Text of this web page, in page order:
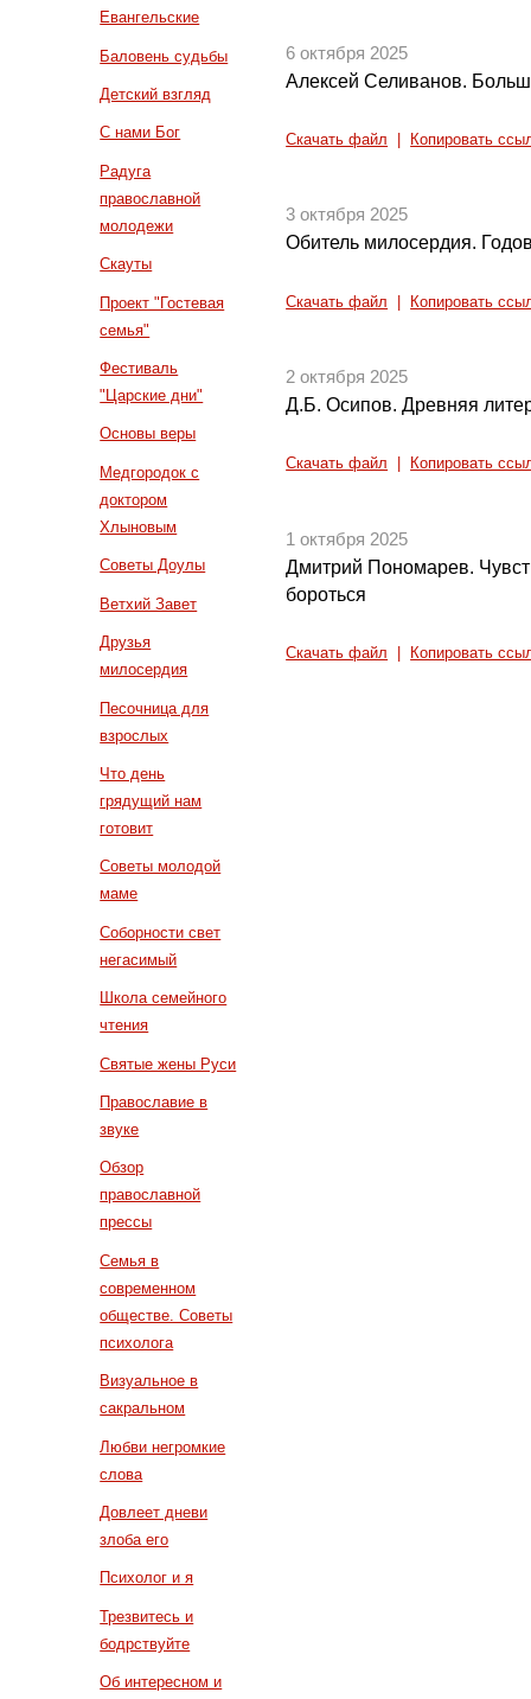
Евангельские
Баловень судьбы
Детский взгляд
С нами Бог
Радуга
православной
молодежи
Скауты
Проект "Гостевая
семья"
Фестиваль
"Царские дни"
Основы веры
Медгородок с
доктором
Хлыновым
Советы Доулы
Ветхий Завет
Друзья
милосердия
Песочница для
взрослых
Что день
грядущий нам
готовит
Советы молодой
маме
Соборности свет
негасимый
Школа семейного
чтения
Святые жены Руси
Православие в
звуке
Обзор
православной
прессы
Семья в
современном
обществе. Советы
психолога
Визуальное в
сакральном
Любви негромкие
слова
Довлеет дневи
злоба его
Психолог и я
Трезвитесь и
бодрствуйте
Об интересном и
6 октября 2025
Алексей Селиванов.
Скачать файл Копировать
3 октября 2025
Обитель милосердия.
Скачать файл Копировать
2 октября 2025
Д.Б. Осипов. Древняя
Скачать файл Копировать
1 октября 2025
Дмитрий Пономарев.
бороться
Скачать файл Копировать